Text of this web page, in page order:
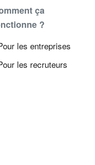
ça
?
les entreprises
les recruteurs